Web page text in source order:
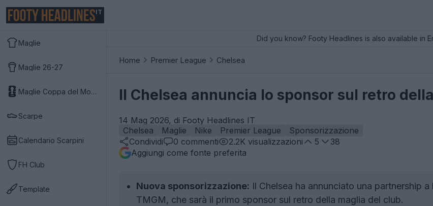
IT
Maglie
Maglie 26-27
Maglie Coppa del Mondo 2026
Scarpe
Calendario Scarpini
FH Club
Template
Did you know? Footy Headlines is also available in
Home Premier League Chelsea
Il Chelsea annuncia lo sponsor sul retro
14 Mag 2026, di Footy Headlines IT
Chelsea
Maglie Nike Premier League
Sponsorizzazione
Condividi
0 commenti 2.2K visualizzazioni 5
38
Aggiungi come fonte preferita
Nuova sponsorizzazione: Il Chelsea ha annunciato una partnership
TMGM, che sarà il primo sponsor sul retro della maglia del club.